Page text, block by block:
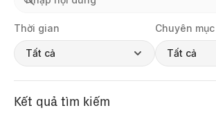
Thời gian
Tất cả
Chuyên mục
Tất cả
Kết quả tìm kiếm